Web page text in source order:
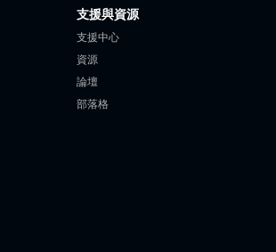
支援與資源
支援中心
資源
論壇
部落格